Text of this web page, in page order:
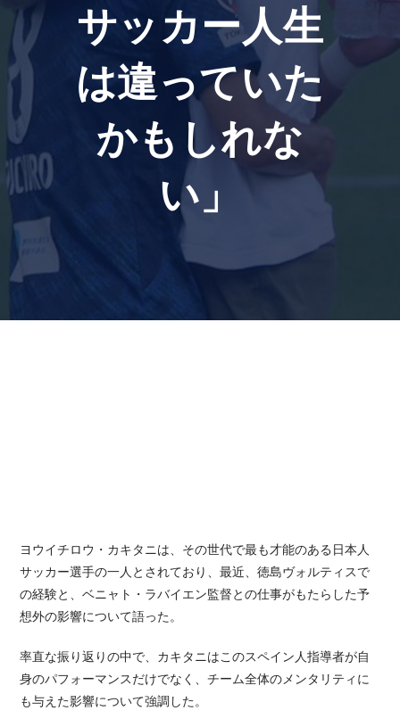
サッカー人生
は違っていた
かもしれな
い」
ヨウイチロウ・カキタニは、その世代で最も才能のある日本人
サッカー選手の一人とされており、最近、徳島ヴォルティスで
の経験と、ベニャト・ラバイエン監督との仕事がもたらした予
想外の影響について語った。
率直な振り返りの中で、カキタニはこのスペイン人指導者が自
身のパフォーマンスだけでなく、チーム全体のメンタリティに
も与えた影響について強調した。